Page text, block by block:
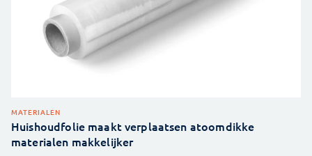
MATERIALEN
Huishoudfolie maakt verplaatsen atoomdikke
materialen makkelijker